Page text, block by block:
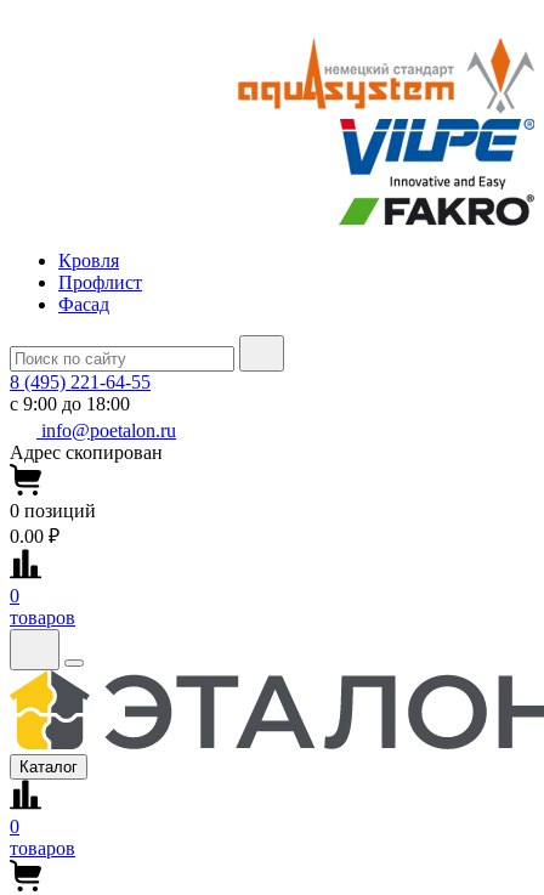
Кровля
Профлист
Фасад
8 (495) 221-64-55
с 9:00 до 18:00
info@poetalon.ru
Адрес скопирован
0 позиций
0.00 ₽
0
товаров
Каталог
0
товаров